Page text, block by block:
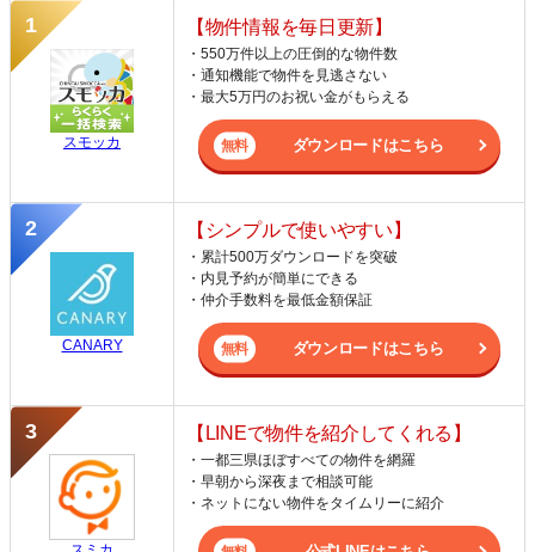
スモッカ
【物件情報を毎日更新】
・550万件以上の圧倒的な物件数
・通知機能で物件を見逃さない
・最大5万円のお祝い金がもらえる
ダウンロードはこちら
CANARY
【シンプルで使いやすい】
・累計500万ダウンロードを突破
・内見予約が簡単にできる
・仲介手数料を最低金額保証
ダウンロードはこちら
【LINEで物件を紹介してくれる】
・一都三県ほぼすべての物件を網羅
・早朝から深夜まで相談可能
・ネットにない物件をタイムリーに紹介